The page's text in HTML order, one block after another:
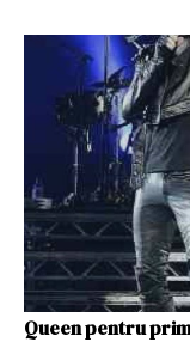
Queen pentru